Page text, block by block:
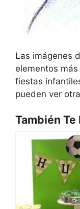
Las imágenes
elementos
fiestas
pueden ver
También